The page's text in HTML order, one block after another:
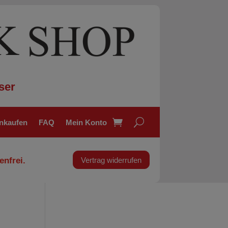
FAQ Mein Konto
Vertrag widerrufen